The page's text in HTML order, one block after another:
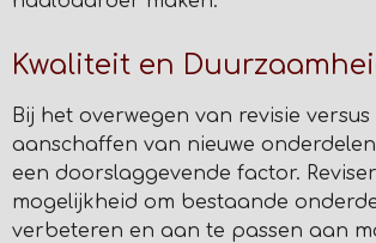
Kwaliteit en
Bij het overwegen van revisie versus
aanschaffen van nieuwe
een doorslaggevende factor.
mogelijkheid om bestaande
verbeteren en aan te passen aan